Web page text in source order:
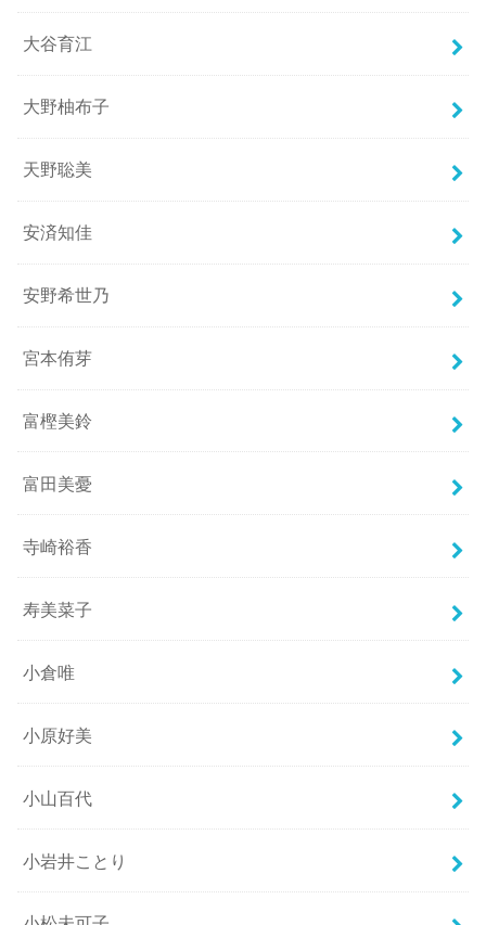
大谷育江
大野柚布子
天野聡美
安済知佳
安野希世乃
宮本侑芽
富樫美鈴
富田美憂
寺崎裕香
寿美菜子
小倉唯
小原好美
小山百代
小岩井ことり